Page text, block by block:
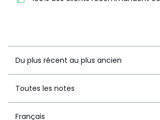
Du plus récent au plus ancien
Toutes les notes
Français